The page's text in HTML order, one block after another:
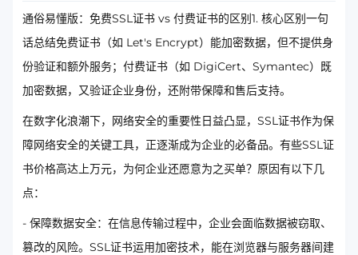
通俗易懂版：免费SSL证书 vs 付费证书的区别1. 核心区别一句
话总结免费证书（如 Let's Encrypt）能加密数据，但不提供身
份验证和额外服务；付费证书（如 DigiCert、Symantec）既
加密数据，又验证企业身份，还附带保障和售后支持。
在数字化浪潮下，网络安全的重要性日益凸显，SSL证书作为保
障网络安全的关键工具，正逐渐成为企业的必备品。有些SSL证
书价格高达上万元，为何企业还愿意为之买单？原因有以下几
点：
- 保障数据安全：在信息传输过程中，企业会面临数据被窃取、
篡改的风险。SSL证书运用加密技术，能在浏览器与服务器间建